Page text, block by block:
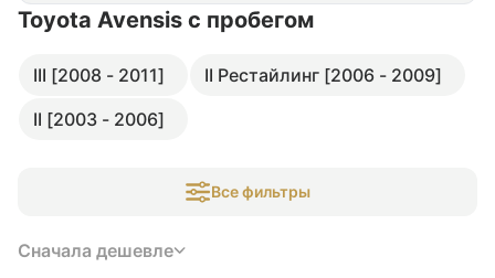
Toyota Avensis с пробегом
III [2008 - 2011]
II Рестайлинг [2006 - 2009]
II [2003 - 2006]
Все фильтры
Сначала дешевле